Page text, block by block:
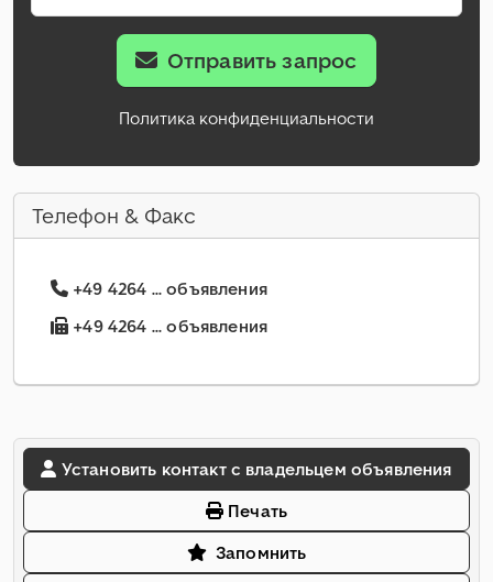
Отправить запрос
Политика конфиденциальности
Телефон & Факс
+49 4264 ... объявления
+49 4264 ... объявления
Установить контакт с владельцем объявления
Печать
Запомнить